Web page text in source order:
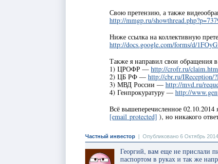
Свою претензию, а также
http://mmgp.ru/
Ниже ссылка на коллективную
http://docs.google.com/forms/d/
Также я направил свои обращения
1) ЦРОФР — http://crofr.ru/
2) ЦБ РФ — http://cbr.ru/IReception/
3) МВД России — http://mvd.ru/
4) Генпрокуратуру — http://
Всё вышеперечисленное 02.10.2014
[email protected] ), но никакого
Частный инвестор | Опубликовано 6 Октябрь
Георгий, вам еще не прислали
паспортом в руках и так же